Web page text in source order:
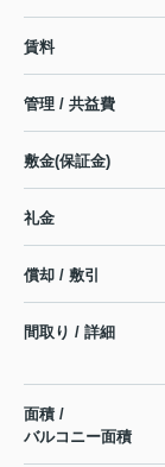
賃料
管理 / 共益費
敷金(保証金)
礼金
償却 / 敷引
間取り / 詳細
面積 /
バルコニー面積